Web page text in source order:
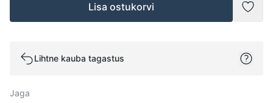
Lisa ostukorvi
Lihtne kauba tagastus
Jaga